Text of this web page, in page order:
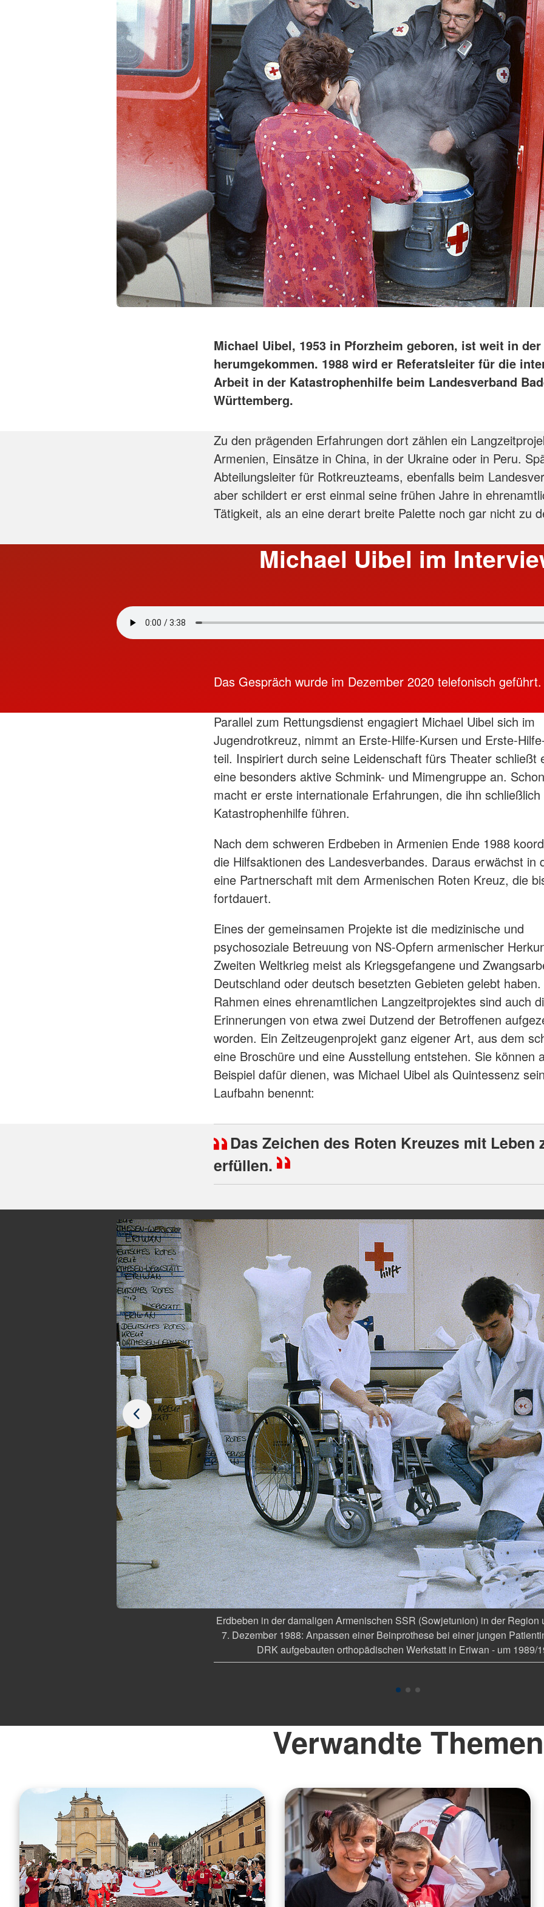
Michael Uibel, 1953 in Pforzheim geboren, ist weit in
herumgekommen. 1988 wird er Referatsleiter für die
Arbeit in der Katastrophenhilfe beim Landesverband
Württemberg.
Zu den prägenden Erfahrungen dort zählen ein
Armenien, Einsätze in China, in der Ukraine oder in Peru.
Abteilungsleiter für Rotkreuzteams, ebenfalls beim
aber schildert er erst einmal seine frühen Jahre in
Tätigkeit, als an eine derart breite Palette noch gar nicht zu
Michael Uibel im
Das Gespräch wurde im Dezember 2020 telefonisch geführt.
Parallel zum Rettungsdienst engagiert Michael Uibel sich im
Jugendrotkreuz, nimmt an Erste-Hilfe-Kursen und Erste-
teil. Inspiriert durch seine Leidenschaft fürs Theater schließt
eine besonders aktive Schmink- und Mimengruppe an.
macht er erste internationale Erfahrungen, die ihn
Katastrophenhilfe führen.
Nach dem schweren Erdbeben in Armenien Ende 1988
die Hilfsaktionen des Landesverbandes. Daraus erwächst in
eine Partnerschaft mit dem Armenischen Roten Kreuz, die
fortdauert.
Eines der gemeinsamen Projekte ist die medizinische und
psychosoziale Betreuung von NS-Opfern armenischer
Zweiten Weltkrieg meist als Kriegsgefangene und
Deutschland oder deutsch besetzten Gebieten gelebt
Rahmen eines ehrenamtlichen Langzeitprojektes sind auch
Erinnerungen von etwa zwei Dutzend der Betroffenen
worden. Ein Zeitzeugenprojekt ganz eigener Art, aus dem
eine Broschüre und eine Ausstellung entstehen. Sie können
Beispiel dafür dienen, was Michael Uibel als Quintessenz
Laufbahn benennt:
Das Zeichen des Roten Kreuzes mit Leben
erfüllen.
Erdbeben in der damaligen Armenischen SSR (Sowjetunion) in der Region
7. Dezember 1988: Anpassen einer Beinprothese bei einer jungen
DRK aufgebauten orthopädischen Werkstatt in Eriwan - um 1989/
Verwandte Themen